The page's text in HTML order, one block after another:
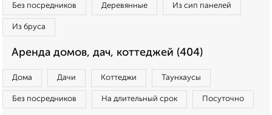
Без посредников Деревянные Из сип панелей
Из бруса
Аренда домов, дач, коттеджей (404)
Дома Дачи Коттеджи Таунхаусы
Без посредников На длительный срок Посуточно